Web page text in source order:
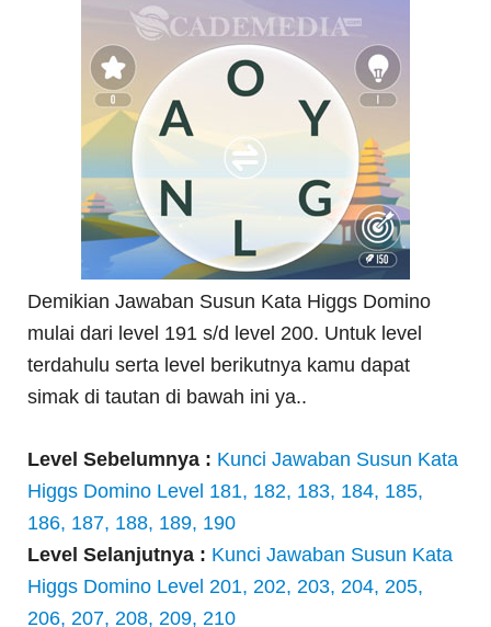
Demikian Jawaban Susun Kata Higgs Domino
mulai dari level 191 s/d level 200. Untuk level
terdahulu serta level berikutnya kamu dapat
simak di tautan di bawah ini ya..
Level Sebelumnya : Kunci Jawaban Susun Kata
Higgs Domino Level 181, 182, 183, 184, 185,
186, 187, 188, 189, 190
Level Selanjutnya : Kunci Jawaban Susun Kata
Higgs Domino Level 201, 202, 203, 204, 205,
206, 207, 208, 209, 210